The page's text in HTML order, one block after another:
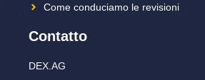
Come conduciamo le revisioni
Contatto
DEX.AG